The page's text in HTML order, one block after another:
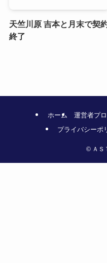
天竺川原 吉本と月末で契
終了
ホーム 運営者プ
プライバシーポ
© ＡＳ